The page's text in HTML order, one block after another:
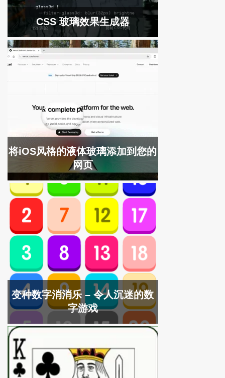
CSS 玻璃效果生成器
将iOS风格的液体玻璃添加到您的
网页
变种数字消消乐 – 令人沉迷的数
字游戏